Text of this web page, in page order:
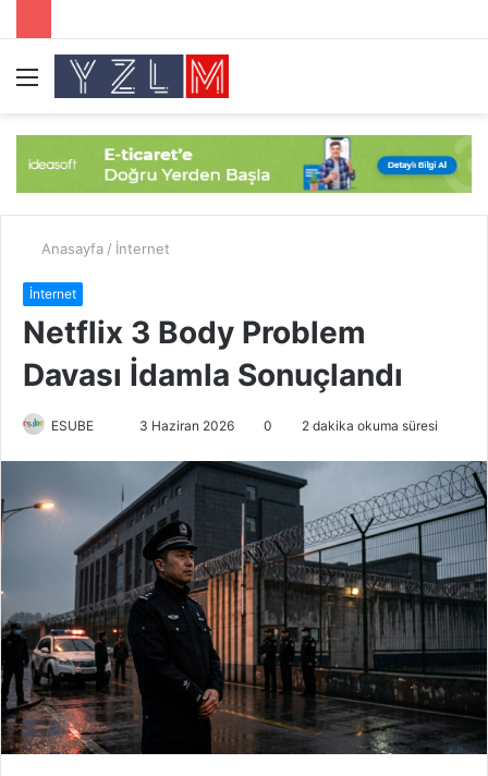
Menü
Anasayfa / İnternet
İnternet
Netflix 3 Body Problem
Davası İdamla Sonuçlandı
ESUBE
-
p
s
t
a
g
ö
n
3 Haziran 2026 0 2 dakika okuma süresi